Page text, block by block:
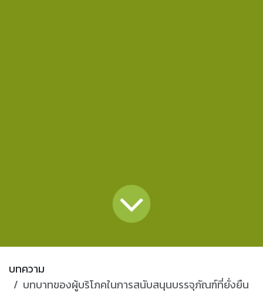
บทความ
บทบาทของผู้บริโภคในการสนับสนุนบรรจุภัณฑ์ที่ยั่งยืน